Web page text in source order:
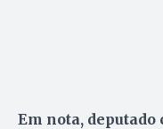
Em nota, deputado